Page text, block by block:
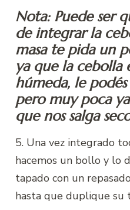
Nota: Puede ser
de integrar la
masa te pida un
ya que la cebolla
húmeda, le
pero muy poca
que nos salga
5. Una vez integrado
hacemos un bollo y lo
tapado con un
hasta que duplique su